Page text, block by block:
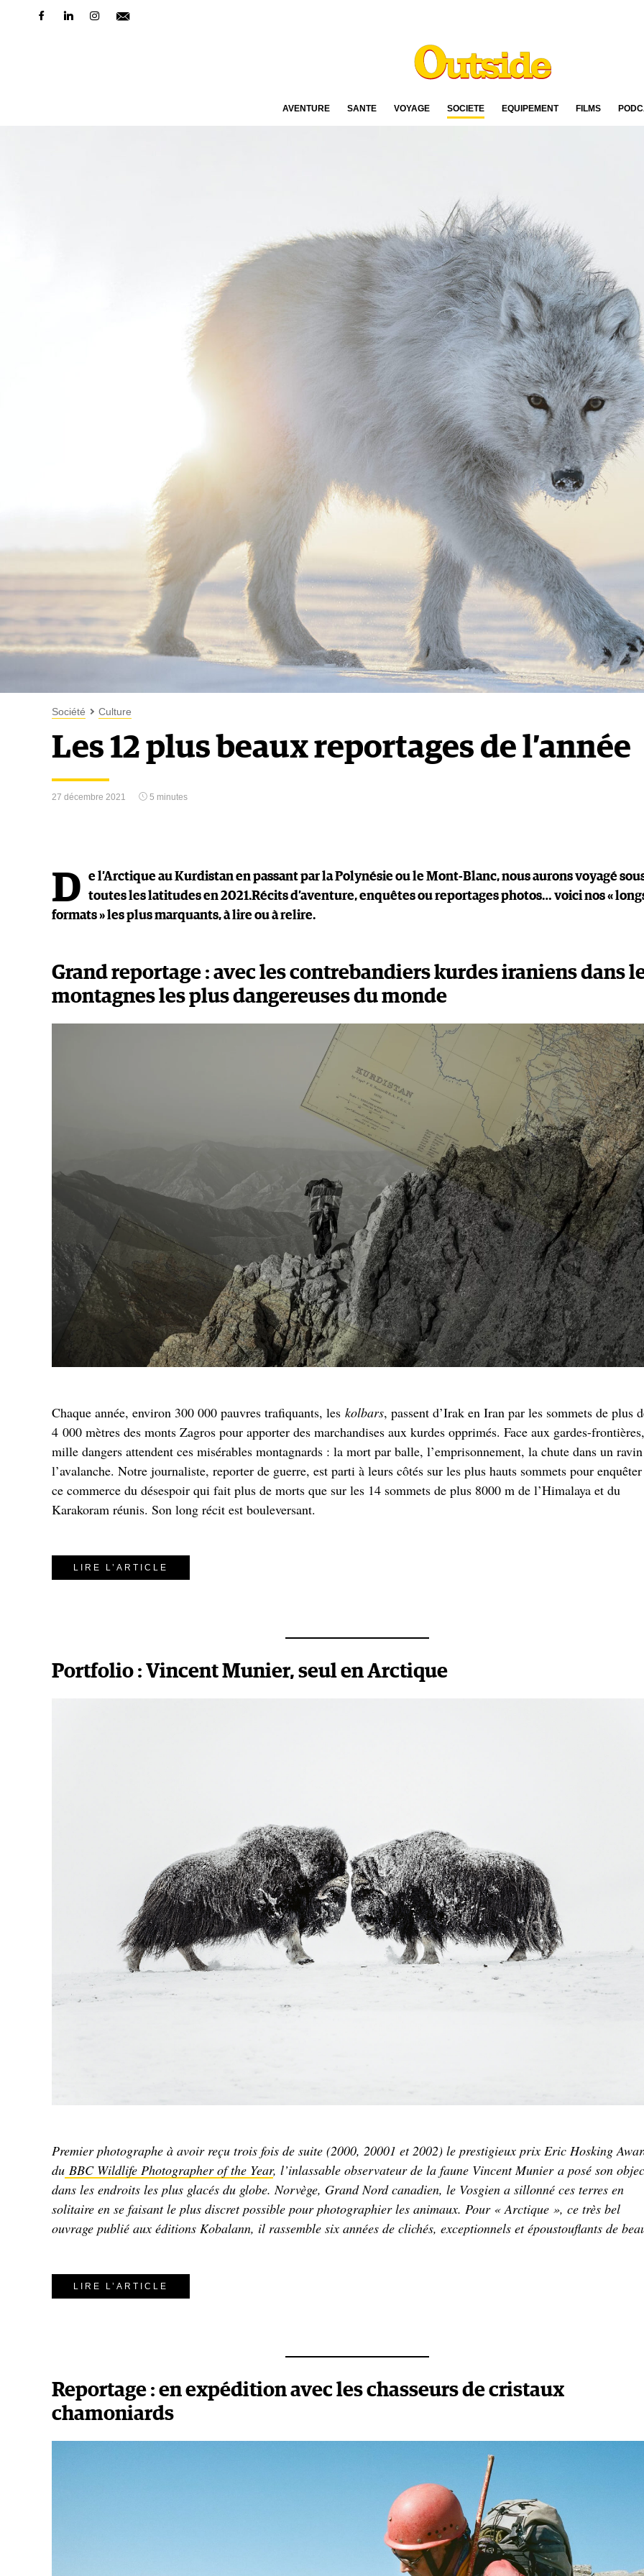
AVENTURE SANTÉ VOYAGE SOCIÉTÉ ÉQUIPEMENT FILMS
Société Culture
Les 12 plus beaux reportages de l’année
27 décembre 2021 5 minutes
D
e l’Arctique au Kurdistan en passant par la Polynésie ou le Mont-Blanc, nous aurons voyagé
toutes les latitudes en 2021.Récits d’aventure, enquêtes ou reportages photos… voici nos «
formats » les plus marquants, à lire ou à relire.
Grand reportage : avec les contrebandiers kurdes iraniens dans
montagnes les plus dangereuses du monde
Chaque année, environ 300 000 pauvres trafiquants, les kolbars, passent d’Irak en Iran par les sommets de plus
4 000 mètres des monts Zagros pour apporter des marchandises aux kurdes opprimés. Face aux gardes-frontières,
mille dangers attendent ces misérables montagnards : la mort par balle, l’emprisonnement, la chute dans un
l’avalanche. Notre journaliste, reporter de guerre, est parti à leurs côtés sur les plus hauts sommets pour
ce commerce du désespoir qui fait plus de morts que sur les 14 sommets de plus 8000 m de l’Himalaya et du
Karakoram réunis. Son long récit est bouleversant.
LIRE L’ARTICLE
Portfolio : Vincent Munier, seul en Arctique
Premier photographe à avoir reçu trois fois de suite (2000, 20001 et 2002) le prestigieux prix Eric Hosking
du BBC Wildlife Photographer of the Year, l’inlassable observateur de la faune Vincent Munier a posé son
dans les endroits les plus glacés du globe. Norvège, Grand Nord canadien, le Vosgien a sillonné ces terres en
solitaire en se faisant le plus discret possible pour photographier les animaux. Pour « Arctique », ce très bel
ouvrage publié aux éditions Kobalann, il rassemble six années de clichés, exceptionnels et époustouflants de
LIRE L’ARTICLE
Reportage : en expédition avec les chasseurs de cristaux
chamoniards